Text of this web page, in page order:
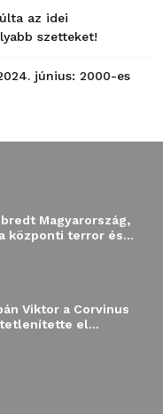
az idei
szetteket!
június: 2000-es
Magyarország,
központi terror és...
Viktor a Corvinus
el...